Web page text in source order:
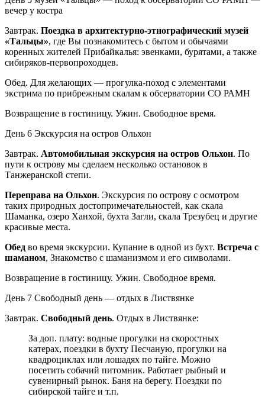
вечер у костра
Завтрак. Поездка в архитектурно-этнографический музей
«Тальцы», где Вы познакомитесь с бытом и обычаями
коренных жителей Прибайкалья: эвенками, бурятами, а также
сибиряков-первопроходцев.
Обед. Для желающих — прогулка-поход с элементами
экстрима по прибрежным скалам к обсерватории СО РАМН
Возвращение в гостиницу. Ужин. Свободное время.
День 6 Экскурсия на остров Ольхон
Завтрак. Автомобильная экскурсия на остров Ольхон. По
пути к острову мы сделаем несколько остановок в
Танжеранской степи.
Переправа на Ольхон. Экскурсия по острову с осмотром
таких природных достопримечательностей, как скала
Шаманка, озеро Ханхой, бухта Загли, скала Трезубец и другие
красивые места.
Обед во время экскурсии. Купание в одной из бухт. Встреча с
шаманом, Знакомство с шаманизмом и его символами.
Возвращение в гостиницу. Ужин. Свободное время.
День 7 Свободный день — отдых в Листвянке
Завтрак. Свободный день. Отдых в Листвянке:
За доп. плату: водные прогулки на скоростных
катерах, поездки в бухту Песчаную, прогулки на
квадроциклах или лошадях по тайге. Можно
посетить собачий питомник. Работает рыбный и
сувенирный рынок. Баня на берегу. Поездки по
сибирской тайге и т.п.